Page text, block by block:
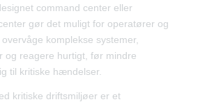
command center eller
gør det muligt for operatører og
komplekse systemer,
og reagere hurtigt, før mindre
til kritiske hændelser.
kritiske driftsmiljøer er et